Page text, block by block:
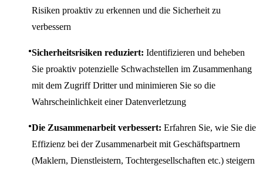
Risiken proaktiv zu erkennen und die Sicherheit zu
verbessern
Sicherheitsrisiken reduziert: Identifizieren und beheben
Sie proaktiv potenzielle Schwachstellen im Zusammenhang
mit dem Zugriff Dritter und minimieren Sie so die
Wahrscheinlichkeit einer Datenverletzung
Die Zusammenarbeit verbessert: Erfahren Sie, wie Sie die
Effizienz bei der Zusammenarbeit mit Geschäftspartnern
(Maklern, Dienstleistern, Tochtergesellschaften etc.) steigern